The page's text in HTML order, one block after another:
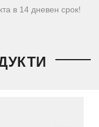
в 14 дневен срок!